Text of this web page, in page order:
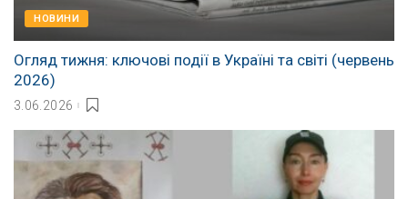
НОВИНИ
Огляд тижня: ключові події в Україні та світі (червень
2026)
3.06.2026